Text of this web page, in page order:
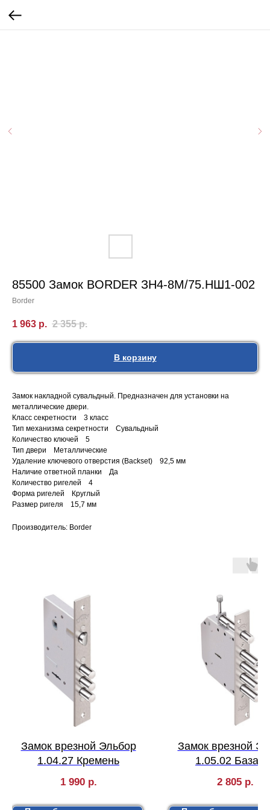
85500 Замок BORDER ЗН4-8М/75.НШ1-002
Border
1 963 р. 2 355 р.
В корзину
Замок накладной сувальдный. Предназначен для установки на
металлические двери.
Класс секретности 3 класс
Тип механизма секретности Сувальдный
Количество ключей 5
Тип двери Металлические
Удаление ключевого отверстия (Backset) 92,5 мм
Наличие ответной планки Да
Количество ригелей 4
Форма ригелей Круглый
Размер ригеля 15,7 мм
Производитель: Border
Замок врезной Эльбор
1.04.27 Кремень
1 990 р.
Замок врезной
1.05.02
2 805 р.